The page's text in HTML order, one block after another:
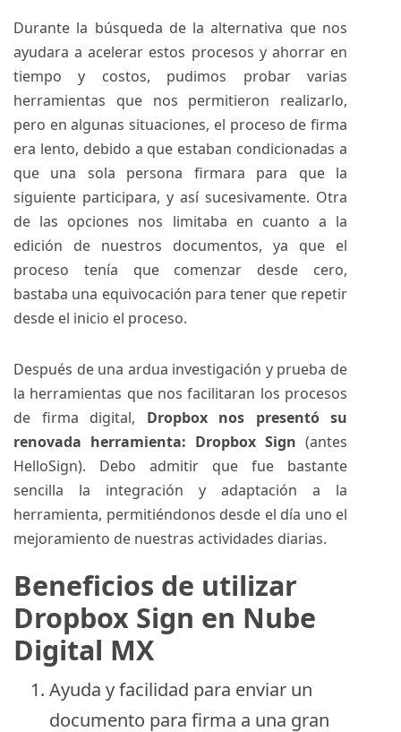
Durante la búsqueda de la alternativa que nos
ayudara a acelerar estos procesos y ahorrar en
tiempo y costos, pudimos probar varias
herramientas que nos permitieron realizarlo,
pero en algunas situaciones, el proceso de firma
era lento, debido a que estaban condicionadas a
que una sola persona firmara para que la
siguiente participara, y así sucesivamente. Otra
de las opciones nos limitaba en cuanto a la
edición de nuestros documentos, ya que el
proceso tenía que comenzar desde cero,
bastaba una equivocación para tener que repetir
desde el inicio el proceso.
Después de una ardua investigación y prueba de
la herramientas que nos facilitaran los procesos
de firma digital, Dropbox nos presentó su
renovada herramienta: Dropbox Sign (antes
HelloSign). Debo admitir que fue bastante
sencilla la integración y adaptación a la
herramienta, permitiéndonos desde el día uno el
mejoramiento de nuestras actividades diarias.
Beneficios de utilizar
Dropbox Sign en Nube
Digital MX
Ayuda y facilidad para enviar un
documento para firma a una gran